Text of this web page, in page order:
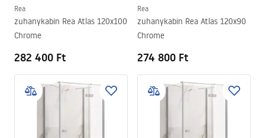
Rea
zuhanykabin Rea Atlas 120x100
Chrome
282 400 Ft
Rea
zuhanykabin Rea Atlas 120x90
Chrome
274 800 Ft